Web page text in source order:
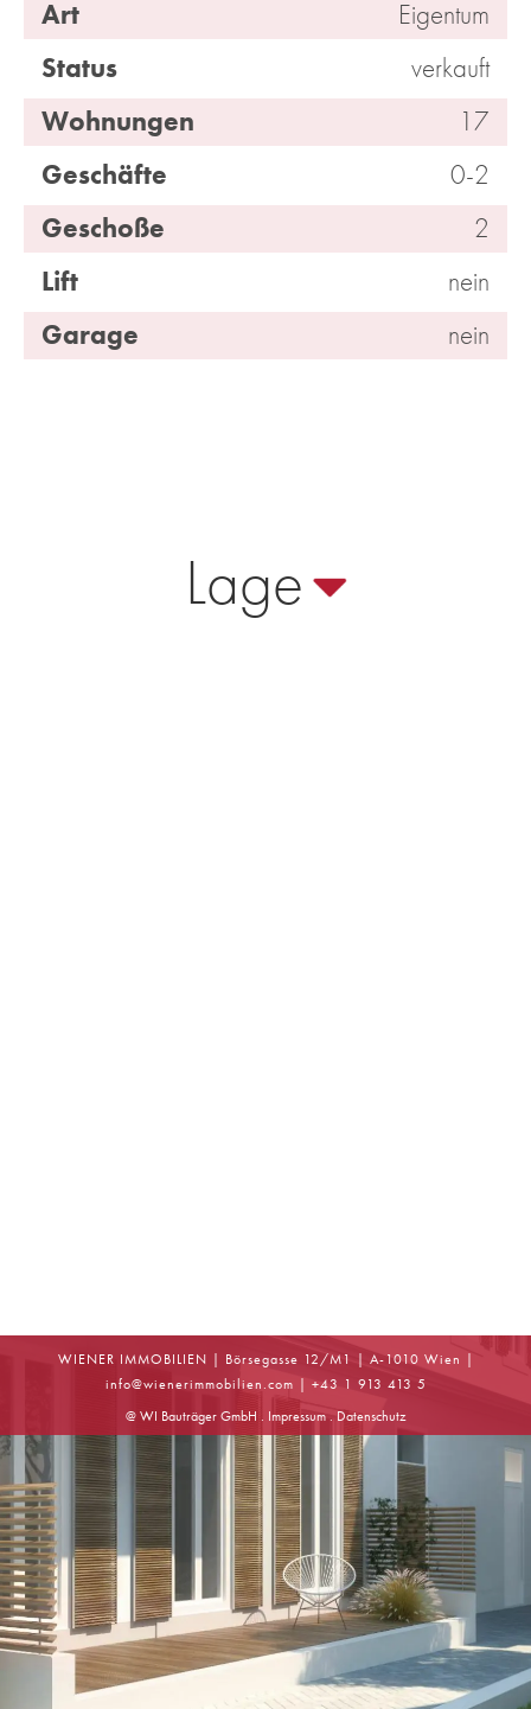
Art
Eigentum
Status
verkauft
Wohnungen
17
Geschäfte
0-2
Geschoße
2
Lift
nein
Garage
nein
Lage
WIENER IMMOBILIEN | Börsegasse 12/M1 | A-1010 Wien |
info@wienerimmobilien.com | +43 1 913 413 5
@ WI Bauträger GmbH . Impressum. Datenschutz